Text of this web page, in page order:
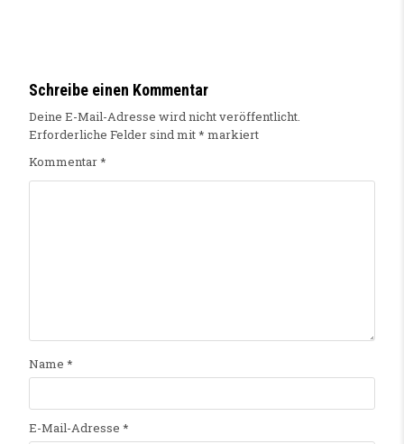
Schreibe einen Kommentar
Deine E-Mail-Adresse wird nicht veröffentlicht.
Erforderliche Felder sind mit* markiert
Kommentar*
Name *
E-Mail-Adresse *